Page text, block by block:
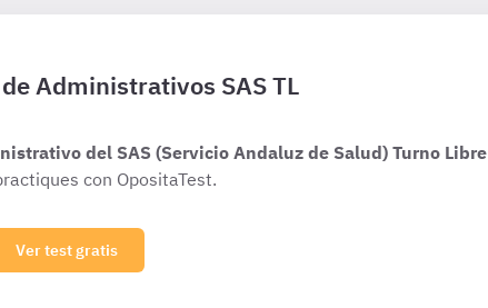
Administrativos SAS TL
del SAS (Servicio Andaluz de Salud) Turno Libre
con OpositaTest.
Ver test gratis